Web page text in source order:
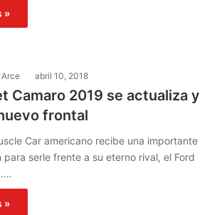
»
abril 10, 2018
Camaro 2019 se actualiza y
frontal
Car americano recibe una importante
para serle frente a su eterno rival, el Ford
»